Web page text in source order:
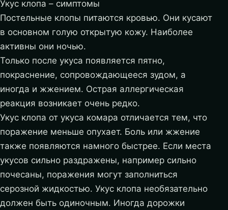
Укус клопа – симптомы
Постельные клопы питаются кровью. Они кусают
в основном голую открытую кожу. Наиболее
активны они ночью.
Только после укуса появляется пятно,
покраснение, сопровождающееся зудом, а
иногда и жжением. Острая аллергическая
реакция возникает очень редко.
Укус клопа от укуса комара отличается тем, что
поражение меньше опухает. Боль или жжение
также появляются намного быстрее. Если места
укусов сильно раздражены, например сильно
почесаны, поражения могут заполниться
серозной жидкостью. Укус клопа необязательно
должен быть одиночным. Иногда дорожки